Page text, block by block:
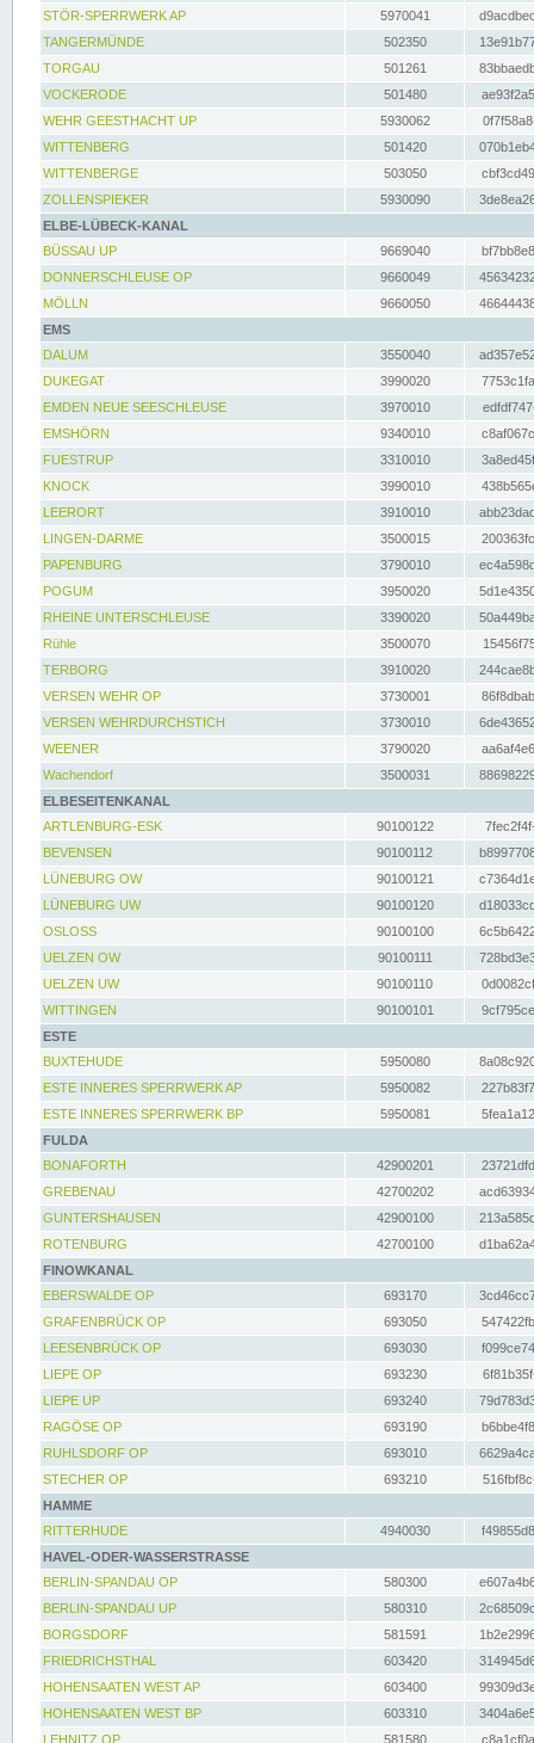
STÖR-SPERRWERK AP 5970041
TANGERMÜNDE
502350
TORGAU
501261
VOCKERODE
501480
WEHR GEESTHACHT UP
5930062
WITTENBERG
501420
WITTENBERGE
503050
ZOLLENSPIEKER
5930090
ELBE-LÜBECK-KANAL
BÜSSAU UP
9669040
DONNERSCHLEUSE OP
9660049
MÖLLN
9660050
EMS
DALUM
3550040
DUKEGAT
3990020
EMDEN NEUE SEESCHLEUSE
3970010
EMSHÖRN
9340010
FUESTRUP
3310010
KNOCK
3990010
LEERORT
3910010
LINGEN-DARME
3500015
PAPENBURG
3790010
POGUM
3950020
RHEINE UNTERSCHLEUSE
3390020
Rühle
3500070
TERBORG
3910020
VERSEN WEHR OP
3730001
VERSEN WEHRDURCHSTICH
3730010
WEENER
3790020
Wachendorf
3500031
ELBESEITENKANAL
ARTLENBURG-ESK
90100122
BEVENSEN
90100112
LÜNEBURG OW
90100121
LÜNEBURG UW
90100120
OSLOSS
90100100
UELZEN OW
90100111
UELZEN UW
90100110
WITTINGEN
90100101
ESTE
BUXTEHUDE
5950080
ESTE INNERES SPERRWERK AP
5950082
ESTE INNERES SPERRWERK BP
5950081
FULDA
BONAFORTH
42900201
GREBENAU
42700202
GUNTERSHAUSEN
42900100
ROTENBURG
42700100
FINOWKANAL
EBERSWALDE OP
693170
GRAFENBRÜCK OP
693050
LEESENBRÜCK OP
693030
LIEPE OP
693230
LIEPE UP
693240
RAGÖSE OP
693190
RUHLSDORF OP
693010
STECHER OP
693210
HAMME
RITTERHUDE
4940030
HAVEL-ODER-WASSERSTRASSE
BERLIN-SPANDAU OP
580300
BERLIN-SPANDAU UP
580310
BORGSDORF
581591
FRIEDRICHSTHAL
603420
HOHENSAATEN WEST AP
603400
HOHENSAATEN WEST BP
603310
LEHNITZ OP
581580